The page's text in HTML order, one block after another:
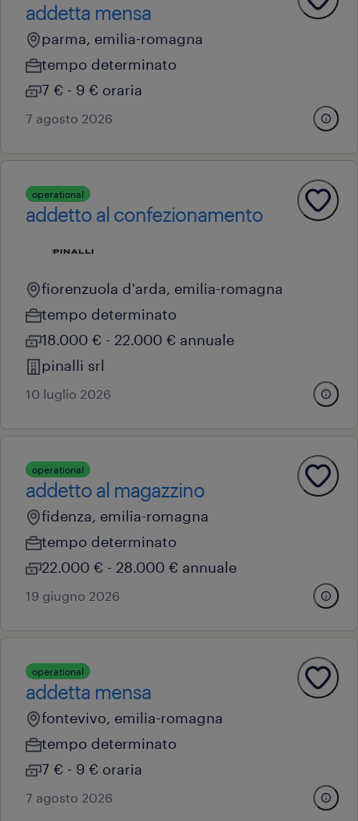
addetta mensa
parma, emilia-romagna
tempo determinato
7 € - 9 € oraria
7 agosto 2026
operational
addetto al confezionamento
fiorenzuola d'arda, emilia-romagna
tempo determinato
18.000 € - 22.000 € annuale
pinalli srl
10 luglio 2026
operational
addetto al magazzino
fidenza, emilia-romagna
tempo determinato
22.000 € - 28.000 € annuale
19 giugno 2026
operational
addetta mensa
fontevivo, emilia-romagna
tempo determinato
7 € - 9 € oraria
7 agosto 2026